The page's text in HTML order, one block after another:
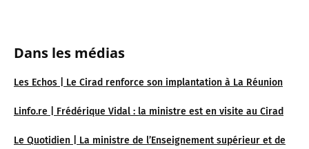
Dans les médias
Les Echos | Le Cirad renforce son implantation à La Réunion
Linfo.re | Frédérique Vidal : la ministre est en visite au Cirad
Le Quotidien | La ministre de l’Enseignement supérieur et de